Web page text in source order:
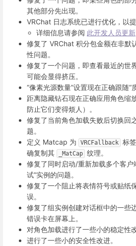
其他部分先出现。
VRChat 日志系统已进行优化，以提
详细信息请参阅 此开发人员更新
修复了 VRChat 积分包金额在非默
性问题。
修复了一个问题，即查看最近的世
可能会显得挤压。
“像素光源数量”设置现在正确跟随“
距离隐藏钻石现在正确应用角色缩
防止它们变得烦人）。
修复了当前角色加载失败后切换回
题。
定义 Matcap 为
VRCFallback 标
确复制其
_MatCap 纹理。
修复了同时启动/重新加载多个客户
试”实例的问题。
修复了一个阻止将表情符号或贴纸
误。
修复了组实例创建对话框中的一些
错误卡在屏幕上。
对角色加载进行了一些小的稳定性改
进行了一些小的安全性改进。